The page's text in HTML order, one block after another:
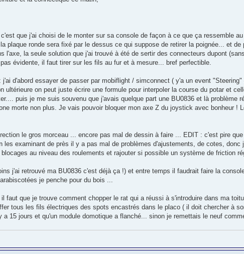
c'est que j'ai choisi de le monter sur sa console de façon à ce que ça ressemble
la plaque ronde sera fixé par le dessus ce qui suppose de retirer la poignée... et
l'axe, la seule solution que j'ai trouvé à été de sertir des connecteurs dupont
évidente, il faut tirer sur les fils au fur et à mesure... bref perfectible.
j'ai d'abord essayer de passer par mobiflight / simconnect ( y'a un event
ultérieure on peut juste écrire une formule pour interpoler la course du potar et
puis je me suis souvenu que j'avais quelque part une BU0836 et là problème
morte non plus. Je vais pouvoir bloquer mon axe Z du joystick avec bonheur !
le gros morceau ... encore pas mal de dessin à faire ... EDIT : c'est pire
les examinant de près il y a pas mal de problèmes d'ajustements, de cotes, donc
blocages au niveau des roulements et rajouter si possible un système de friction
j'ai retrouvé ma BU0836 c'est déjà ça !) et entre temps il faudrait faire la
je penche pour du bois ...
faut que je trouve comment chopper le rat qui a réussi à s'introduire dans ma
tous les fils électriques des spots encastrés dans le placo ( il doit chercher à
a 15 jours et qu'un module domotique a flanché... sinon je remettais le neuf